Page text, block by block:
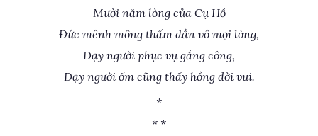
Mười năm lòng của Cụ Hồ
Đức mênh mông thấm dần vô mọi lòng,
Dạy người phục vụ gắng công,
Dạy người ốm cũng thấy hồng đời vui.
*
* *